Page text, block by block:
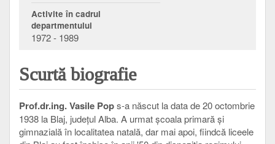
Activite în cadrul
departmentului
1972 - 1989
Scurtă biografie
Prof.dr.ing. Vasile Pops-a născut la data de 20 octombrie
1938 la Blaj, judeţul Alba. A urmat şcoala primară şi
gimnazială în localitatea natală, dar mai apoi, fiindcă liceele